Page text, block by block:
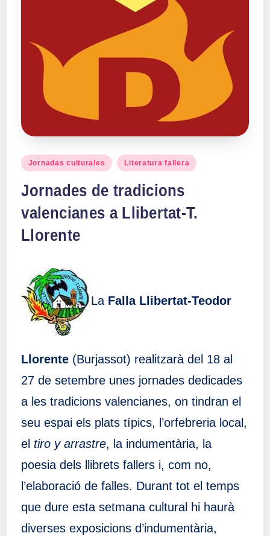
Publicado
Jornadas culturales Literatura fallera
Jornades de tradicions
valencianes a Llibertat-T.
Llorente
La Falla Llibertat-Teodor
Llorente(Burjassot) realitzarà del 18 al
27 de setembre unes jornades dedicades
a les tradicions valencianes, on tindran el
seu espai els plats típics, l’orfebreria local,
el tiro y arrastre, la indumentària, la
poesia dels llibrets fallers i, com no,
l’elaboració de falles. Durant tot el temps
que dure esta setmana cultural hi haurà
diverses exposicions d’indumentària,